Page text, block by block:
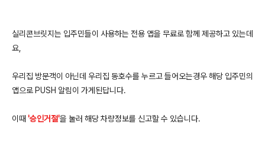
실리콘브릿지는 입주민들이 사용하는 전용 앱을 무료로 함께 제공하고 있는데
요,
우리집 방문객이 아닌데 우리집 동호수를 누르고 들어오는경우 ​해당 입주민의
앱으로 PUSH 알림이 가게된답니다.
이때 '승인거절'을 눌러 해당 차량정보를 신고할 수 있습니다.